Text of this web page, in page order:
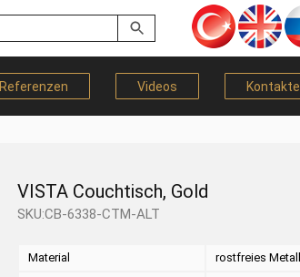
Referenzen Videos Kontakte
VISTA Couchtisch, Gold
SKU:CB-6338-CTM-ALT
Material
rostfreies Metall